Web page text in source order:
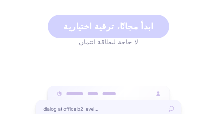
ابدأ مجانًا، ترقية اختيارية
لا حاجة لبطاقة ائتمان